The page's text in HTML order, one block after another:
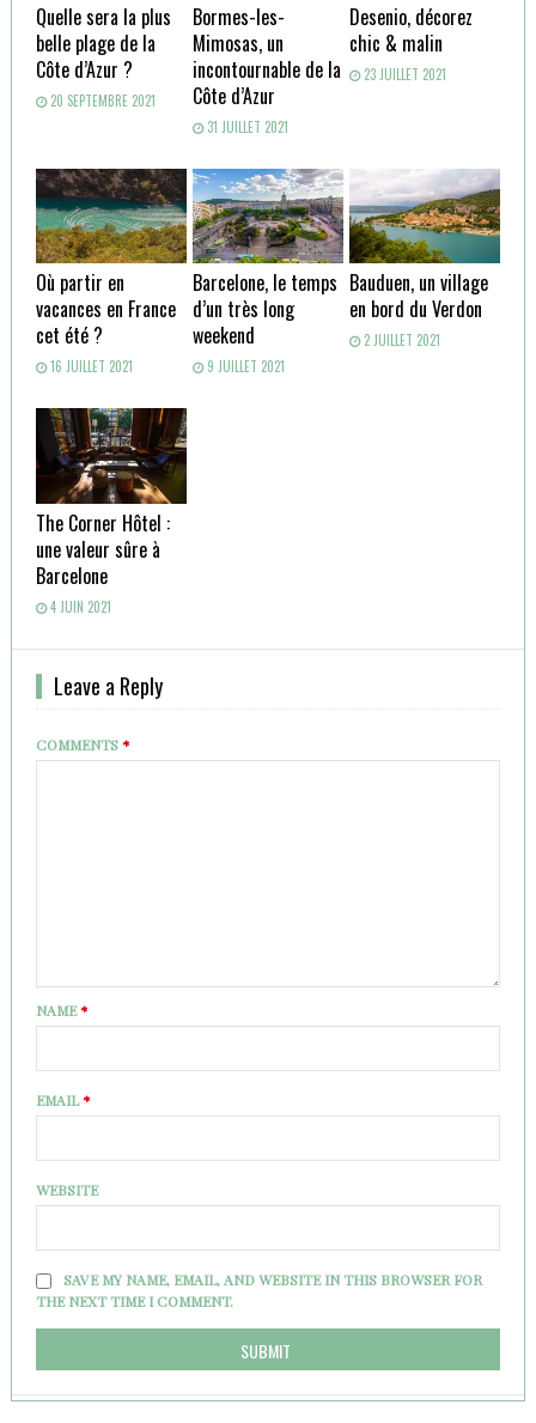
Quelle sera la plus
belle plage de la
Côte d’Azur ?
20 SEPTEMBRE 2021
Bormes-les-
Mimosas, un
incontournable de la
Côte d’Azur
31 JUILLET 2021
Desenio, décorez
chic & malin
23 JUILLET 2021
Où partir en
vacances en France
cet été ?
16 JUILLET 2021
Barcelone, le temps
d’un très long
weekend
9 JUILLET 2021
Bauduen, un village
en bord du Verdon
2 JUILLET 2021
The Corner Hôtel :
une valeur sûre à
Barcelone
4 JUIN 2021
Leave a Reply
COMMENTS*
NAME*
EMAIL*
WEBSITE
SAVE MY NAME, EMAIL, AND WEBSITE IN THIS BROWSER FOR
THE NEXT TIME I COMMENT.